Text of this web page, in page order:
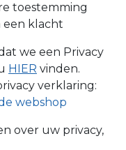
toestemming
een klacht
we een Privacy
HIER vinden.
verklaring:
webshop
over uw privacy,